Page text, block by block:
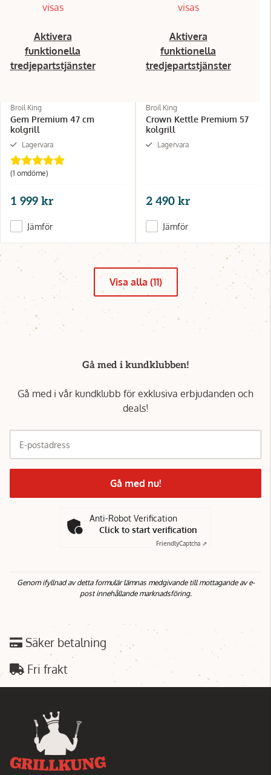
visas
Aktivera
funktionella
tredjepartstjänster
Broil King
Gem Premium 47 cm
kolgrill
Lagervara
(1 omdöme)
1 999 kr
Jämför
visas
Aktivera
funktionella
tredjepartstjänster
Broil King
Crown Kettle Premium 57
kolgrill
Lagervara
2 490 kr
Jämför
Visa alla (11)
Gå med i kundklubben!
Gå med i vår kundklubb för exklusiva erbjudanden och
deals!
E-postadress
Gå med nu!
Anti-Robot Verification
Click to start verification
FriendlyCaptcha ⇗
Genom ifyllnad av detta formulär lämnas medgivande till mottagande av e-
post innehållande marknadsföring.
Säker betalning
Fri frakt